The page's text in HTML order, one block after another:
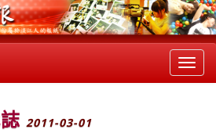
2011-03-01